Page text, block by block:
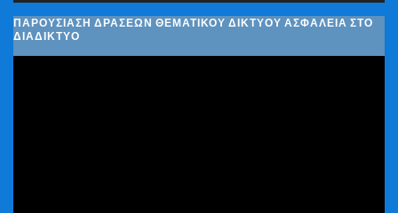
ΠΑΡΟΥΣΊΑΣΗ ΔΡΆΣΕΩΝ ΘΕΜΑΤΙΚΟΎ ΔΙΚΤΎΟΥ ΑΣΦΆΛΕΙΑ ΣΤΟ
ΔΙΑΔΊΚΤΥΟ